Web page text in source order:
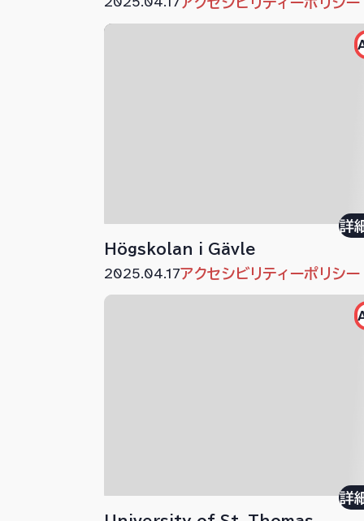
Högskolan i Gävle
詳
2025.04.17アクセシビリティーポリシー
詳